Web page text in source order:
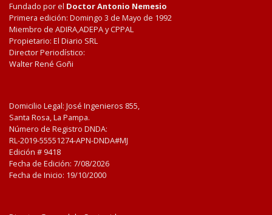
Fundado por el Doctor Antonio Nemesio
Primera edición: Domingo 3 de Mayo de 1992
Miembro de ADIRA,ADEPA y CPPAL
Propietario: El Diario SRL
Director Periodístico:
Walter René Goñi
Domicilio Legal: José Ingenieros 855,
Santa Rosa, La Pampa.
Número de Registro DNDA:
RL-2019-55551274-APN-DNDA#MJ
Edición # 9418
Fecha de Edición: 7/08/2026
Fecha de Inicio: 19/10/2000